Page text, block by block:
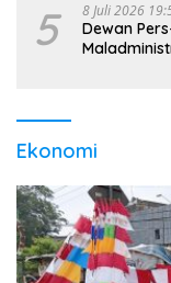
5 8 Juli 2026
Dewan
Ekonomi